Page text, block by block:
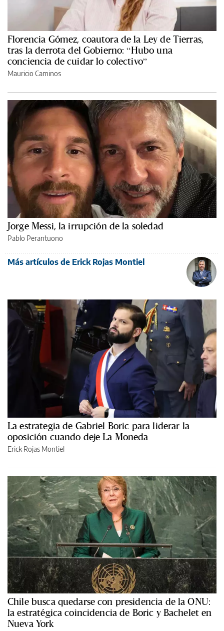
Florencia Gómez, coautora de la Ley de Tierras,
tras la derrota del Gobierno: “Hubo una
conciencia de cuidar lo colectivo”
Mauricio Caminos
Jorge Messi, la irrupción de la soledad
Pablo Perantuono
Más artículos de Erick Rojas Montiel
La estrategia de Gabriel Boric para liderar la
oposición cuando deje La Moneda
Erick Rojas Montiel
Chile busca quedarse con presidencia de la ONU:
la estratégica coincidencia de Boric y Bachelet en
Nueva York